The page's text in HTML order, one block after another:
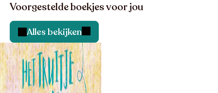
Voorgestelde boekjes voor jou
Alles bekijken